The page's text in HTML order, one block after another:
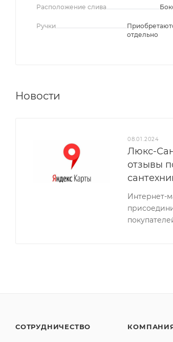
Расположение слива
Ручки
отдельно
Новости
08.01.2024
Люкс-
отзывы
Интернет-
СОТРУДНИЧЕСТВО